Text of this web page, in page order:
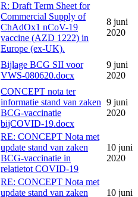
R: Draft Term Sheet for
Commercial Supply of
ChAdOx1 nCoV-19
vaccine (AZD 1222) in
Europe (ex-UK).
8 juni
2020
Bijlage BCG SII voor
VWS-080620.docx
9 juni
2020
CONCEPT nota ter
informatie stand van zaken
BCG-vaccinatie
bijCOVID-19.docx
9 juni
2020
RE: CONCEPT Nota met
update stand van zaken
BCG-vaccinatie in
relatietot COVID-19
10 juni
2020
RE: CONCEPT Nota met
update stand van zaken
10 juni